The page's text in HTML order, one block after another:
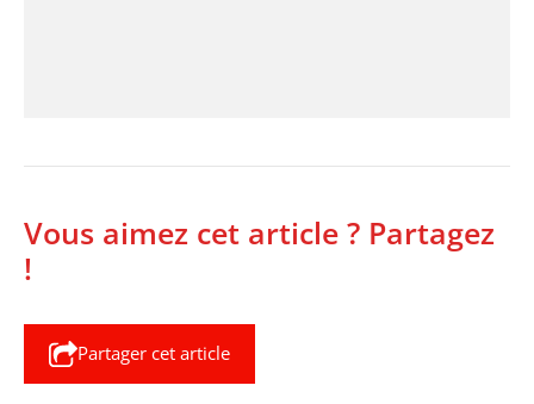
Vous aimez cet article ? Partagez
!
Partager cet article